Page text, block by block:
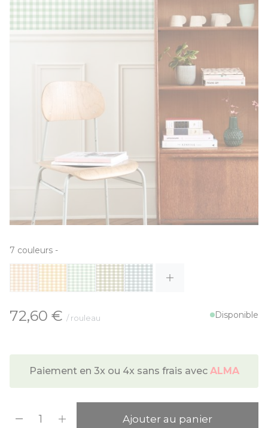
7 couleurs -
À partir de:
72,60 € / rouleau Disponible
Paiement en 3x ou 4x sans frais avec ALMA
Ajouter au panier